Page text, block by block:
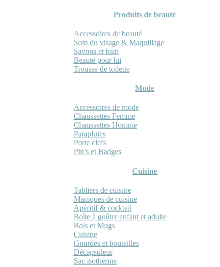
Produits de beauté
Accessoires de beauté
Soin du visage & Maquillage
Savons et bain
Beauté pour lui
Trousse de toilette
Mode
Accessoires de mode
Chaussettes Femme
Chaussettes Homme
Parapluies
Porte clefs
Pin’s et Badges
Cuisine
Tabliers de cuisine
Maniques de cuisine
Apéritif & cocktail
Boîte à goûter enfant et adulte
Bols et Mugs
Cuisine
Gourdes et bouteilles
Décapsuleur
Sac isotherme